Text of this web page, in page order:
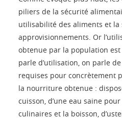
piliers de la sécurité
utilisabilité des aliments et la
approvisionnements. Or
obtenue par la population
parle d’utilisation, on parle
requises pour concrètement
la nourriture obtenue :
cuisson, d’une eau saine
culinaires et la boisson,